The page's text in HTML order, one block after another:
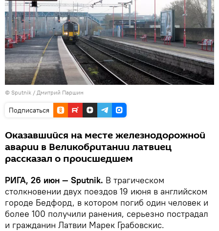
© Sputnik / Дмитрий Паршин
Подписаться
Оказавшийся на месте железнодорожной
аварии в Великобритании латвиец
рассказал о происшедшем
РИГА, 26 июн — Sputnik. В трагическом
столкновении двух поездов 19 июня в английском
городе Бедфорд, в котором погиб один человек и
более 100 получили ранения, серьезно пострадал
и гражданин Латвии Марек Грабовскис.